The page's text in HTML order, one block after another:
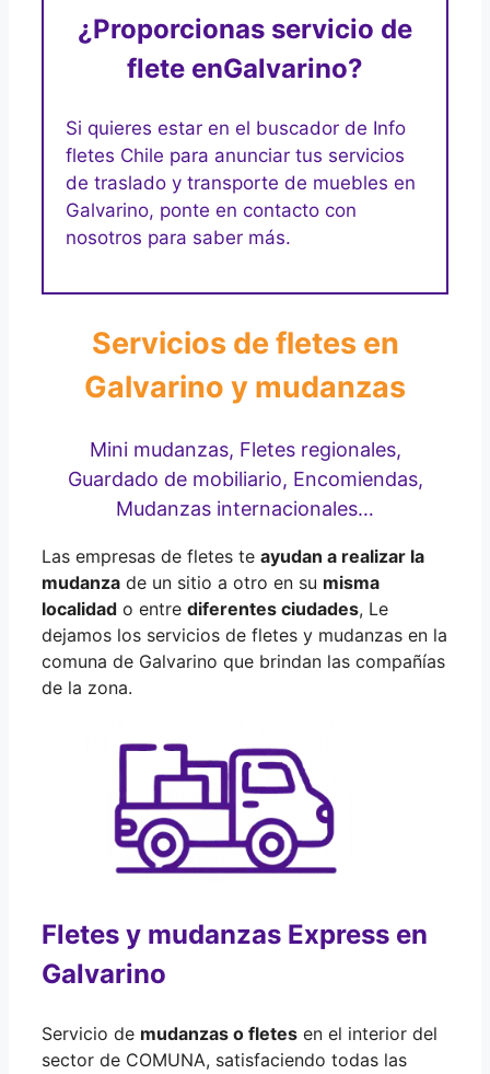
¿Proporcionas servicio de
flete enGalvarino?
Si quieres estar en el buscador de Info
fletes Chile para anunciar tus servicios
de traslado y transporte de muebles en
Galvarino, ponte en contacto con
nosotros para saber más.
Servicios de fletes en
Galvarino y mudanzas
Mini mudanzas, Fletes regionales,
Guardado de mobiliario, Encomiendas,
Mudanzas internacionales…
Las empresas de fletes te ayudan a realizar la
mudanza de un sitio a otro en su misma
localidad o entre diferentes ciudades, Le
dejamos los servicios de fletes y mudanzas en la
comuna de Galvarino que brindan las compañías
de la zona.
Fletes y mudanzas Express en
Galvarino
Servicio de mudanzas o fletes en el interior del
sector de COMUNA, satisfaciendo todas las